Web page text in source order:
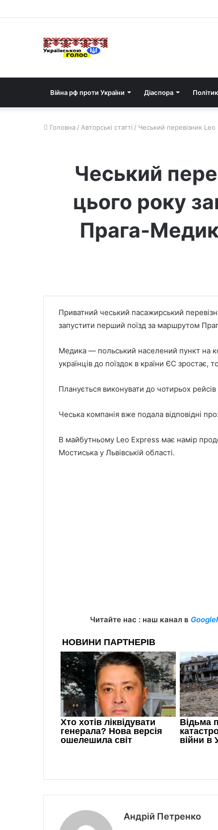
Війна рф проти України Діаспора
Головна / Авторські статті / Чеський перевізник
Чеський
цього року
Прага-
Приватний чеський пасажирський
запустити перший поїзд за маршрутом
Медика — польський населений пункт на
українців до поїздок в країни ЄС
Планується виконувати до чотирьох
Чеська компанія вже подала відповідні
В майбутньому Leo Express має намір
Мостиська у Львівській області.
Читайте нас : наш канал в
Андрій Петренко